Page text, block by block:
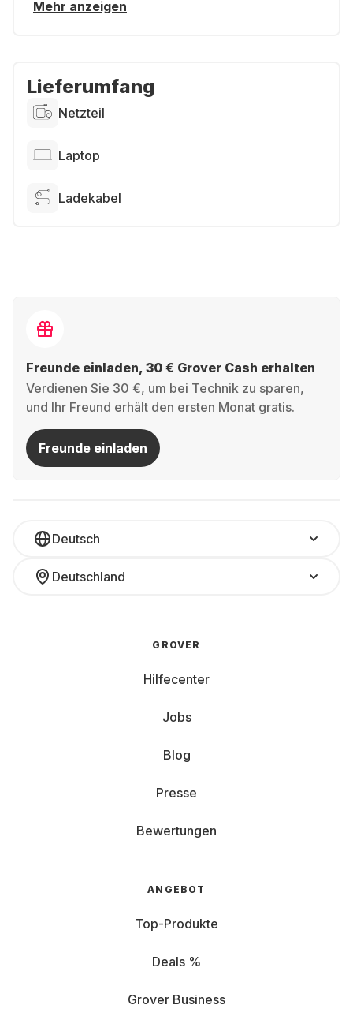
Mehr anzeigen
Lieferumfang
Netzteil
Laptop
Ladekabel
Freunde einladen, 30 € Grover Cash erhalten
Verdienen Sie 30 €, um bei Technik zu sparen,
und Ihr Freund erhält den ersten Monat gratis.
Freunde einladen
Deutsch
Deutschland
GROVER
Hilfecenter
Jobs
Blog
Presse
Bewertungen
ANGEBOT
Top-Produkte
Deals %
Grover Business